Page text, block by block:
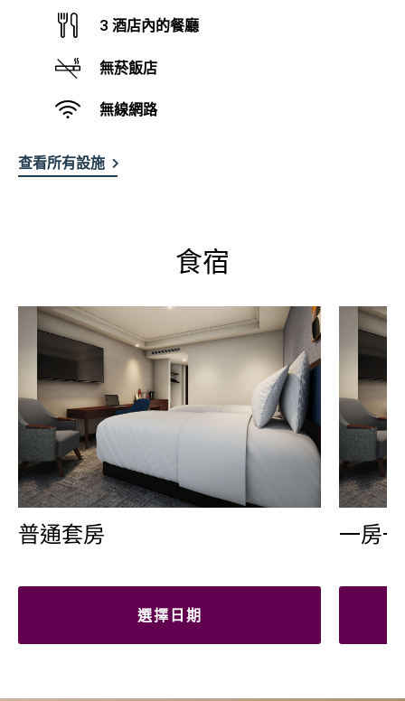
3 酒店內的餐廳
無菸飯店
無線網路
查看所有設施
食宿
普通套房
選擇日期
一房